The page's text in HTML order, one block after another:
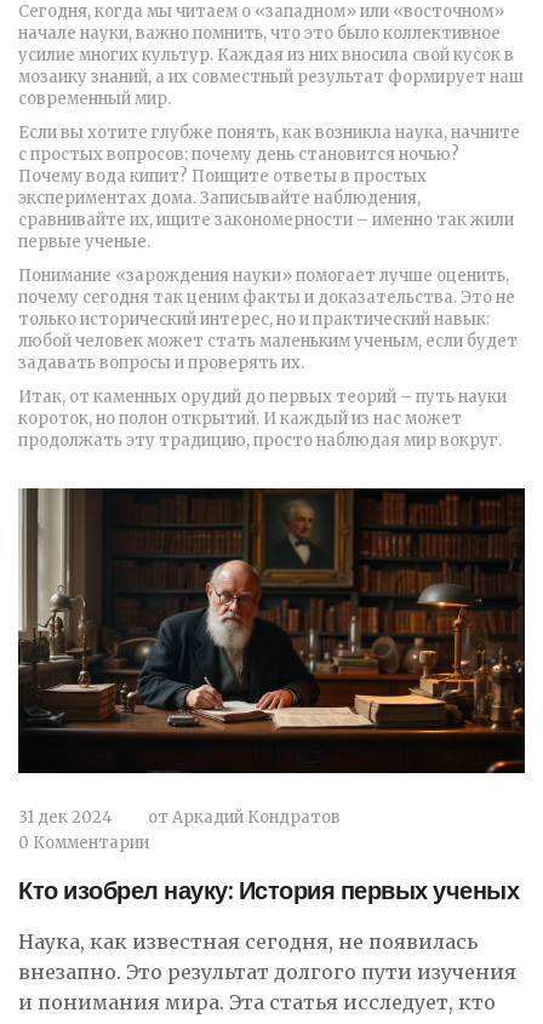
Сегодня, когда мы читаем о «западном» или «восточном»
начале науки, важно помнить, что это было коллективное
усилие многих культур. Каждая из них вносила свой кусок в
мозаику знаний, а их совместный результат формирует наш
современный мир.
Если вы хотите глубже понять, как возникла наука, начните
с простых вопросов: почему день становится ночью?
Почему вода кипит? Поищите ответы в простых
экспериментах дома. Записывайте наблюдения,
сравнивайте их, ищите закономерности – именно так жили
первые ученые.
Понимание «зарождения науки» помогает лучше оценить,
почему сегодня так ценим факты и доказательства. Это не
только исторический интерес, но и практический навык:
любой человек может стать маленьким ученым, если будет
задавать вопросы и проверять их.
Итак, от каменных орудий до первых теорий – путь науки
короток, но полон открытий. И каждый из нас может
продолжать эту традицию, просто наблюдая мир вокруг.
31 дек 2024 от Аркадий Кондратов
0 Комментарии
Кто изобрел науку: История первых ученых
Наука, как известная сегодня, не появилась
внезапно. Это результат долгого пути изучения
и понимания мира. Эта статья исследует, кто